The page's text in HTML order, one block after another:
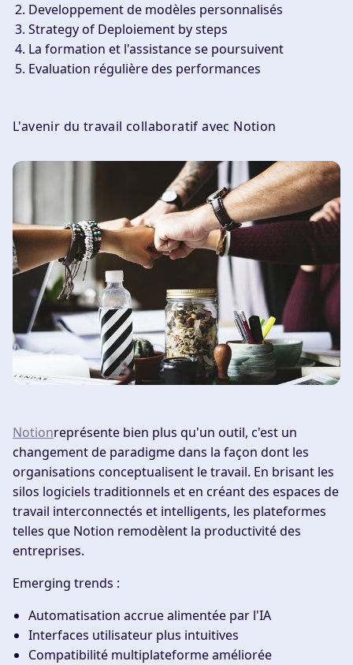
Developpement de modèles personnalisés
Strategy of Deploiement by steps
La formation et l'assistance se poursuivent
Evaluation régulière des performances
L'avenir du travail collaboratif avec Notion
Notionreprésente bien plus qu'un outil, c'est un
changement de paradigme dans la façon dont les
organisations conceptualisent le travail. En brisant les
silos logiciels traditionnels et en créant des espaces de
travail interconnectés et intelligents, les plateformes
telles que Notion remodèlent la productivité des
entreprises.
Emerging trends :
Automatisation accrue alimentée par l'IA
Interfaces utilisateur plus intuitives
Compatibilité multiplateforme améliorée